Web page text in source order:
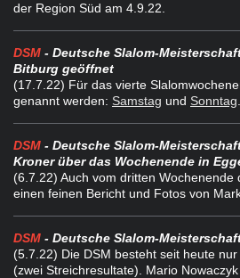
der Region Süd am 4.9.22.
DSM - Deutsche Slalom-
Bitburg geöffnet
(17.7.22) Für das vierte
genannt werden: Samstag und Sonntag
DSM - Deutsche Slalom-
Kroner über das Wochenende in
(6.7.22) Auch vom dritten
einen feinen Bericht und Fotos von
DSM - Deutsche Slalom-
(5.7.22) Die DSM besteht seit heute
(zwei Streichresultate). Mario